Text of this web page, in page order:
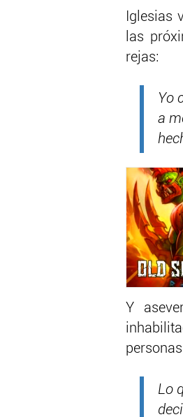
Iglesias
las
rejas:
Yo
a
Y
Lo